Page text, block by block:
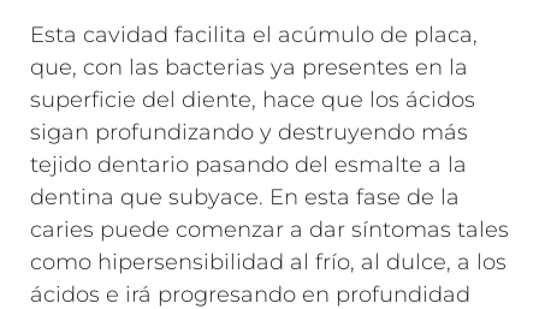
Esta cavidad facilita el acúmulo de placa,
que, con las bacterias ya presentes en la
superficie del diente, hace que los ácidos
sigan profundizando y destruyendo más
tejido dentario pasando del esmalte a la
dentina que subyace. En esta fase de la
caries puede comenzar a dar síntomas tales
como hipersensibilidad al frío, al dulce, a los
ácidos e irá progresando en profundidad